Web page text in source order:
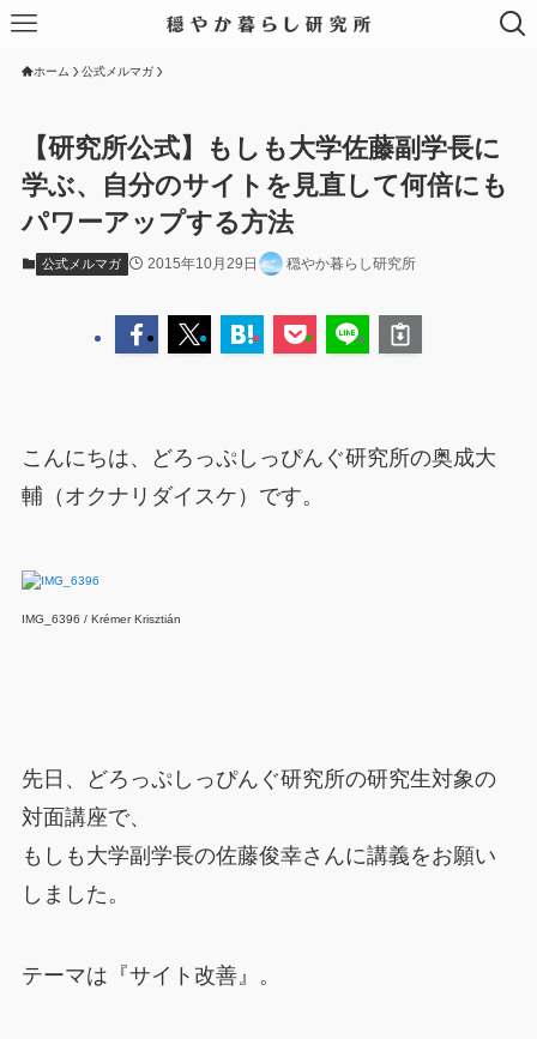
ホーム 公式メルマガ
【研究所公式】もしも大学佐藤副学長に
学ぶ、自分のサイトを見直して何倍にも
パワーアップする方法
公式メルマガ 2015年10月29日 穏やか暮らし研究所
こんにちは、どろっぷしっぴんぐ研究所の奥成大
輔（オクナリダイスケ）です。
IMG_6396 / Krémer Krisztián
先日、どろっぷしっぴんぐ研究所の研究生対象の
対面講座で、
もしも大学副学長の佐藤俊幸さんに講義をお願い
しました。
テーマは『サイト改善』。